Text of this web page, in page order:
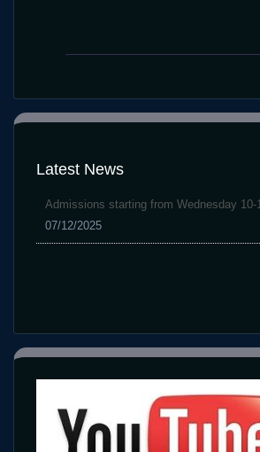
Latest News
Admissions starting from Wednesday 10-
07/12/2025
the
Edge:
Dive
BC.Game’s
Player
Irish
Gambler